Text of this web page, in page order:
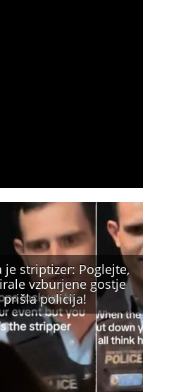
je striptizer: Poglejte,
vzburjene gostje
prišla policija!